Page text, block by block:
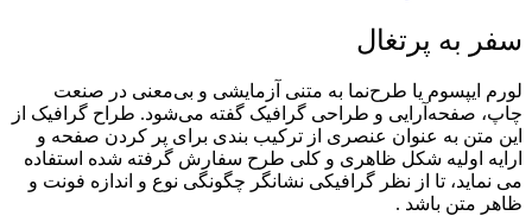
سفر به پرتغال
لورم ایپسوم یا طرح‌نما به متنی آزمایشی و بی‌معنی در صنعت
چاپ، صفحه‌آرایی و طراحی گرافیک گفته می‌شود. طراح گرافیک از
این متن به عنوان عنصری از ترکیب بندی برای پر کردن صفحه و
ارایه اولیه شکل ظاهری و کلی طرح سفارش گرفته شده استفاده
می نماید، تا از نظر گرافیکی نشانگر چگونگی نوع و اندازه فونت و
ظاهر متن باشد .